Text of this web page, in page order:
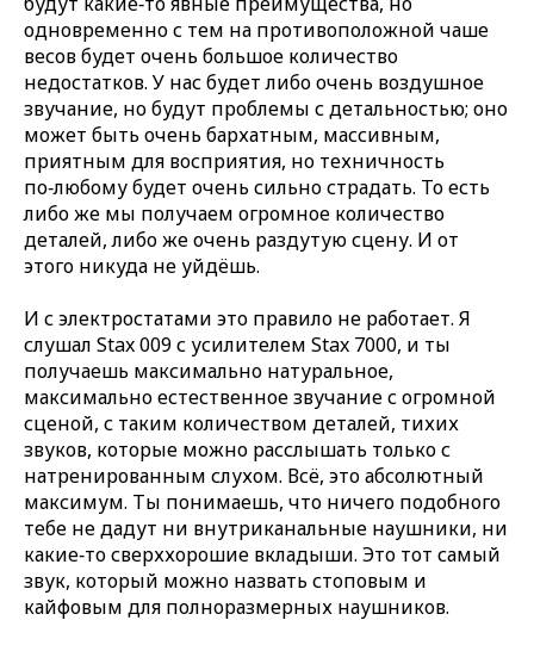
одновременно с тем на противоположной чаше
весов будет очень большое количество
недостатков. У нас будет либо очень воздушное
звучание, но будут проблемы с детальностью; оно
может быть очень бархатным, массивным,
приятным для восприятия, но техничность
по‑любому будет очень сильно страдать. То есть
либо же мы получаем огромное количество
деталей, либо же очень раздутую сцену. И от
этого никуда не уйдёшь.
И с электростатами это правило не работает. Я
слушал Stax 009 с усилителем Stax 7000, и ты
получаешь максимально натуральное,
максимально естественное звучание с огромной
сценой, с таким количеством деталей, тихих
звуков, которые можно расслышать только с
натренированным слухом. Всё, это абсолютный
максимум. Ты понимаешь, что ничего подобного
тебе не дадут ни внутриканальные наушники, ни
какие‑то сверххорошие вкладыши. Это тот самый
звук, который можно назвать стоповым и
кайфовым для полноразмерных наушников.